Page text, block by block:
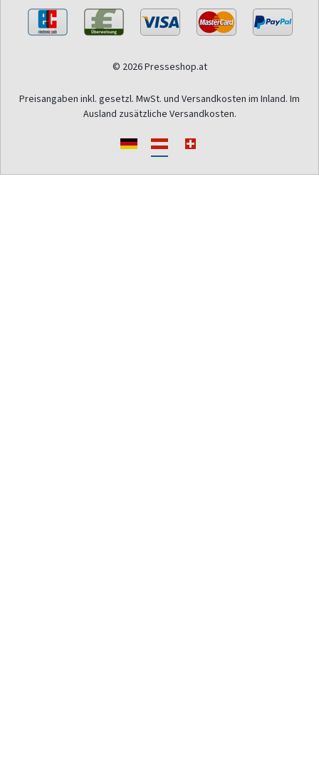
© 2026 Presseshop.at
Preisangaben inkl. gesetzl. MwSt. und Versandkosten im Inland. Im
Ausland zusätzliche Versandkosten.